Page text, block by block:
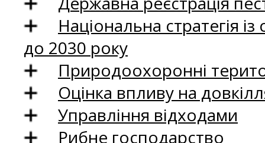
Національна стратегія
до 2030 року
Природоохоронні
Оцінка впливу на
Управління відходами
Рибне господарство